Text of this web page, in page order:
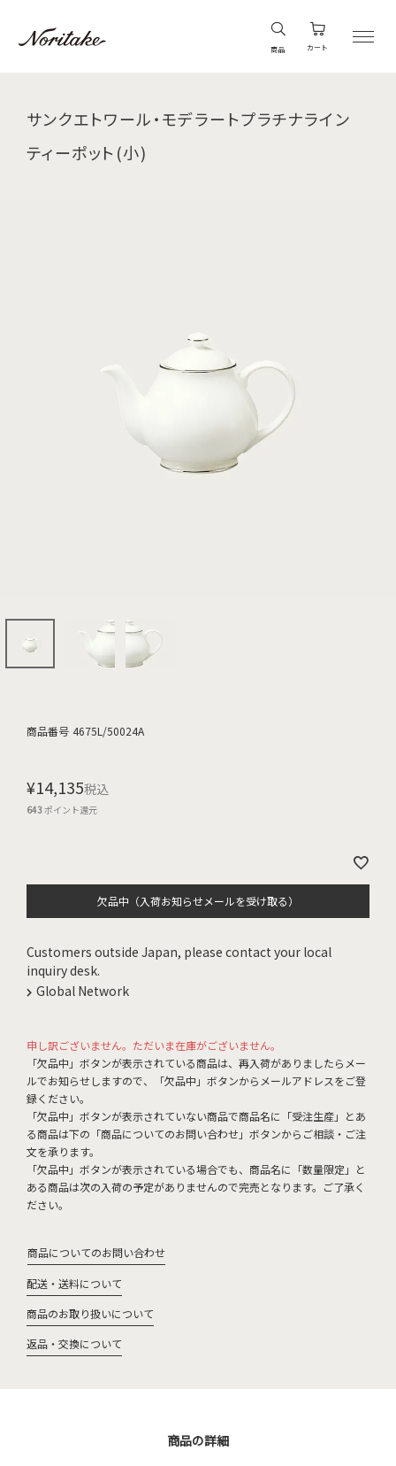
商品 カート
サンクエトワール・モデラートプラチナライン
ティーポット(小)
商品番号 4675L/50024A
¥14,135税込
643ポイント還元
欠品中（入荷お知らせメールを受け取る）
Customers outside Japan, please contact your local
inquiry desk.
Global Network
申し訳ございません。ただいま在庫がございません。
「欠品中」ボタンが表示されている商品は、再入荷がありましたらメー
ルでお知らせしますので、「欠品中」ボタンからメールアドレスをご登
録ください。
「欠品中」ボタンが表示されていない商品で商品名に「受注生産」とあ
る商品は下の「商品についてのお問い合わせ」ボタンからご相談・ご注
文を承ります。
「欠品中」ボタンが表示されている場合でも、商品名に「数量限定」と
ある商品は次の入荷の予定がありませんので完売となります。ご了承く
ださい。
商品についてのお問い合わせ
配送・送料について
商品のお取り扱いについて
返品・交換について
商品の詳細